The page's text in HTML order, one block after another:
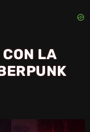
LA